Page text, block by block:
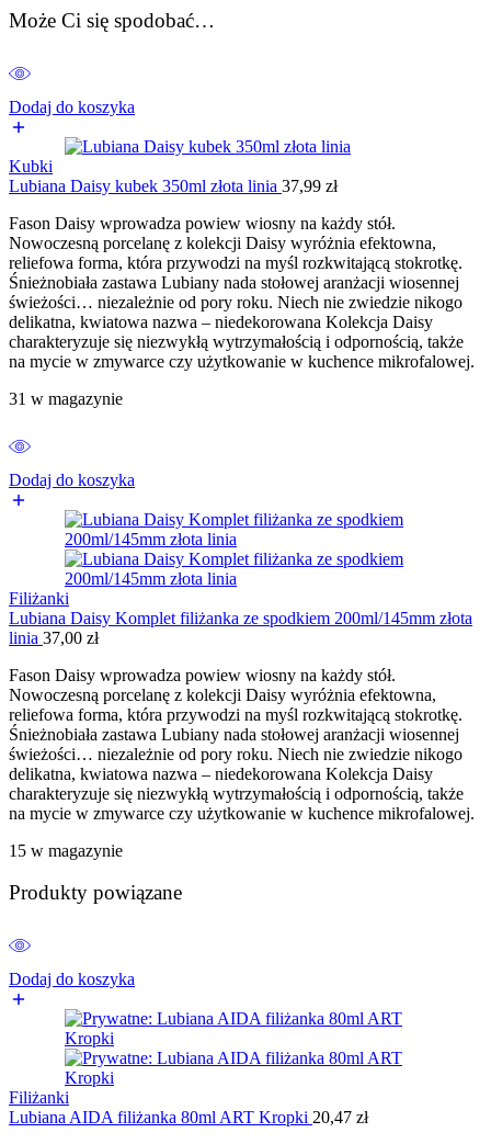
Może Ci się spodobać…
Dodaj do koszyka
Kubki
Lubiana Daisy kubek 350ml złota linia 37,99 zł
Fason Daisy wprowadza powiew wiosny na każdy stół.
Nowoczesną porcelanę z kolekcji Daisy wyróżnia efektowna,
reliefowa forma, która przywodzi na myśl rozkwitającą stokrotkę.
Śnieżnobiała zastawa Lubiany nada stołowej aranżacji wiosennej
świeżości… niezależnie od pory roku. Niech nie zwiedzie nikogo
delikatna, kwiatowa nazwa – niedekorowana Kolekcja Daisy
charakteryzuje się niezwykłą wytrzymałością i odpornością, także
na mycie w zmywarce czy użytkowanie w kuchence mikrofalowej.
31 w magazynie
Dodaj do koszyka
Filiżanki
Lubiana Daisy Komplet filiżanka ze spodkiem 200ml/145mm złota
linia 37,00 zł
Fason Daisy wprowadza powiew wiosny na każdy stół.
Nowoczesną porcelanę z kolekcji Daisy wyróżnia efektowna,
reliefowa forma, która przywodzi na myśl rozkwitającą stokrotkę.
Śnieżnobiała zastawa Lubiany nada stołowej aranżacji wiosennej
świeżości… niezależnie od pory roku. Niech nie zwiedzie nikogo
delikatna, kwiatowa nazwa – niedekorowana Kolekcja Daisy
charakteryzuje się niezwykłą wytrzymałością i odpornością, także
na mycie w zmywarce czy użytkowanie w kuchence mikrofalowej.
15 w magazynie
Produkty powiązane
Dodaj do koszyka
Filiżanki
Lubiana AIDA filiżanka 80ml ART Kropki 20,47 zł